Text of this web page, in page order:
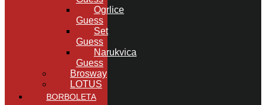
Ogrlice
Guess
Set
Guess
Narukvica
Guess
Brosway
LOTUS
BORBOLETA